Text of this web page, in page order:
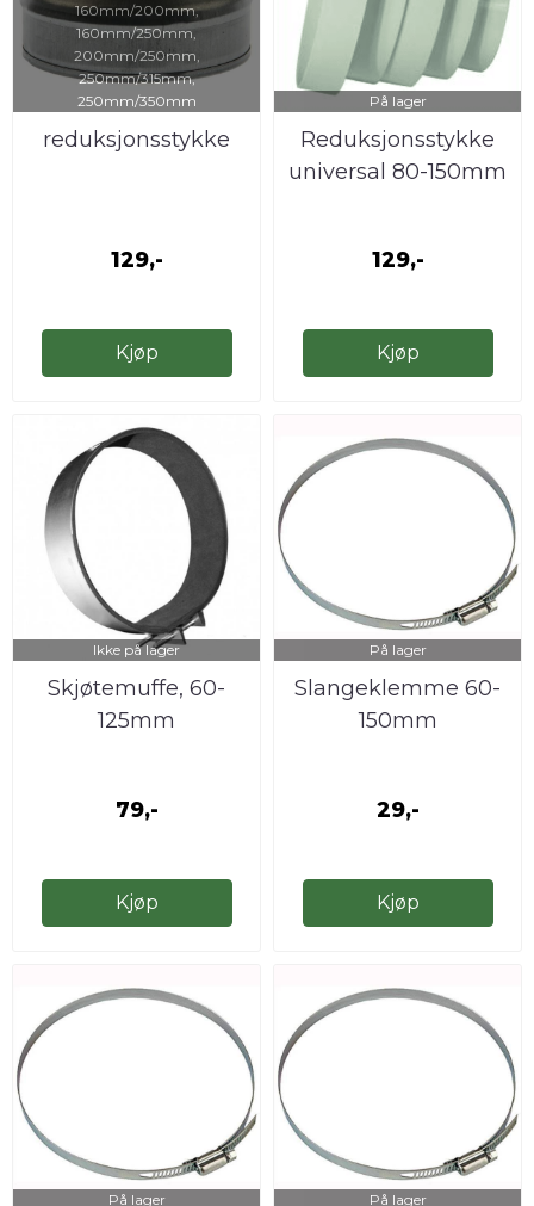
160mm/200mm,
160mm/250mm,
200mm/250mm,
250mm/315mm,
250mm/350mm
reduksjonsstykke
129,-
Kjøp
På lager
Reduksjonsstykke
universal 80-150mm
129,-
Kjøp
Ikke på lager
Skjøtemuffe, 60-
125mm
79,-
Kjøp
På lager
Slangeklemme 60-
150mm
29,-
Kjøp
På lager På lager